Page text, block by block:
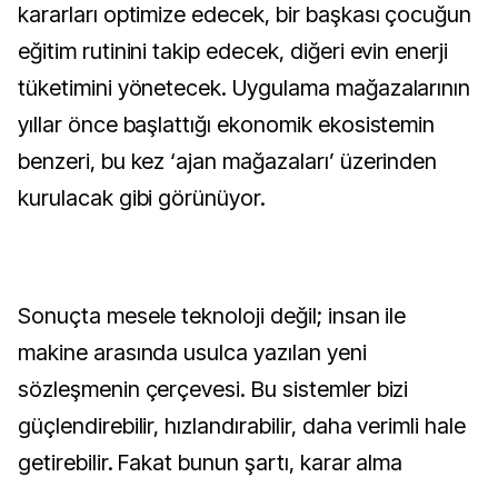
kararları optimize edecek, bir başkası çocuğun
eğitim rutinini takip edecek, diğeri evin enerji
tüketimini yönetecek. Uygulama mağazalarının
yıllar önce başlattığı ekonomik ekosistemin
benzeri, bu kez ‘ajan mağazaları’ üzerinden
kurulacak gibi görünüyor.
Sonuçta mesele teknoloji değil; insan ile
makine arasında usulca yazılan yeni
sözleşmenin çerçevesi. Bu sistemler bizi
güçlendirebilir, hızlandırabilir, daha verimli hale
getirebilir. Fakat bunun şartı, karar alma